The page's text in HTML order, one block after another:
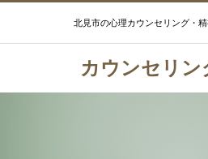
北見市の心理カウンセリング・
カウンセリン